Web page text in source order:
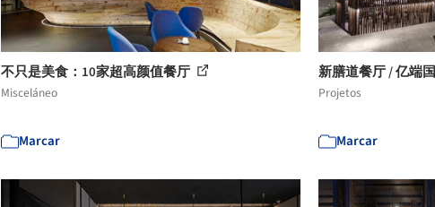
不只是美食：10家超高颜值餐厅
Misceláneo
Marcar
新膳道餐厅 / 亿端
Projetos
Marcar